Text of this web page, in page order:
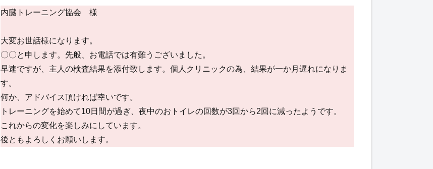
内臓トレーニング協会 様
大変お世話様になります。
〇〇と申します。先般、お電話では有難うございました。
早速ですが、主人の検査結果を添付致します。個人クリニックの為、結果が一か月遅れになりま
す。
何か、アドバイス頂ければ幸いです。
トレーニングを始めて10日間が過ぎ、夜中のおトイレの回数が3回から2回に減ったようです。
これからの変化を楽しみにしています。
後ともよろしくお願いします。